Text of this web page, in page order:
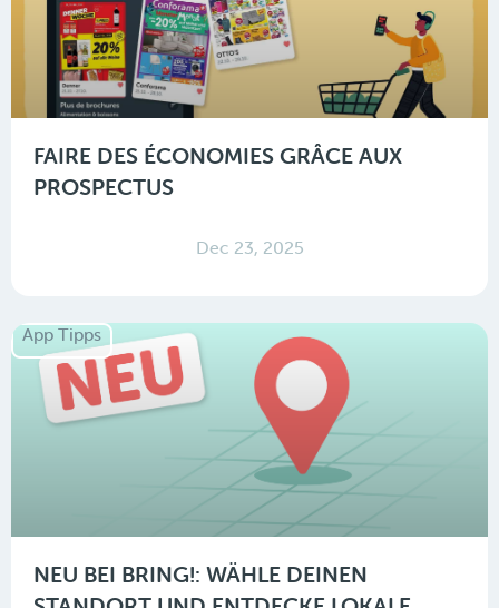
FAIRE DES ÉCONOMIES GRÂCE AUX
PROSPECTUS
Dec 23, 2025
App Tipps
NEU BEI BRING!: WÄHLE DEINEN